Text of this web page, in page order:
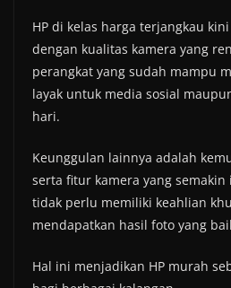
HP di kelas harga terjangkau
dengan kualitas kamera yang
perangkat yang sudah mampu
layak untuk media sosial
hari.
Keunggulan lainnya adalah
serta fitur kamera yang
tidak perlu memiliki keahlian
mendapatkan hasil foto yang
Hal ini menjadikan HP murah